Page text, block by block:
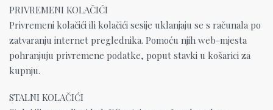
PRIVREMENI KOLAČIĆI
Privremeni kolačići ili kolačići sesije uklanjaju se s računala po
zatvaranju internet preglednika. Pomoću njih web-mjesta
pohranjuju privremene podatke, poput stavki u košarici za
kupnju.
STALNI KOLAČIĆI